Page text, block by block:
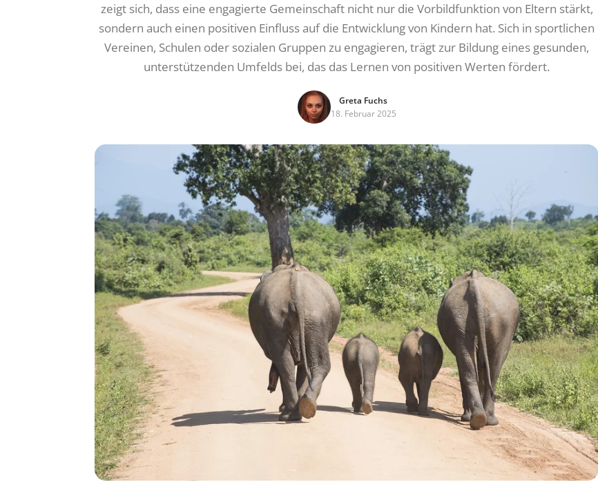
zeigt sich, dass eine engagierte Gemeinschaft nicht nur die Vorbildfunktion von Eltern stärkt,
sondern auch einen positiven Einfluss auf die Entwicklung von Kindern hat. Sich in sportlichen
Vereinen, Schulen oder sozialen Gruppen zu engagieren, trägt zur Bildung eines gesunden,
unterstützenden Umfelds bei, das das Lernen von positiven Werten fördert.
Greta Fuchs
18. Februar 2025